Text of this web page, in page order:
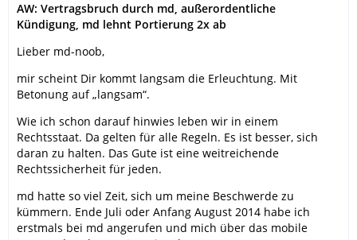
AW: Vertragsbruch durch md, außerordentliche
Kündigung, md lehnt Portierung 2x ab
Lieber md-noob,
mir scheint Dir kommt langsam die Erleuchtung. Mit
Betonung auf „langsam“.
Wie ich schon darauf hinwies leben wir in einem
Rechtsstaat. Da gelten für alle Regeln. Es ist besser, sich
daran zu halten. Das Gute ist eine weitreichende
Rechtssicherheit für jeden.
md hatte so viel Zeit, sich um meine Beschwerde zu
kümmern. Ende Juli oder Anfang August 2014 habe ich
erstmals bei md angerufen und mich über das mobile